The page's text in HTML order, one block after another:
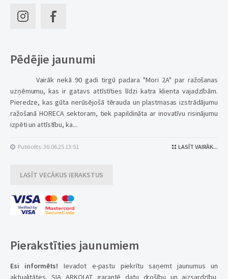
Pēdējie jaunumi
Vairāk nekā 90 gadi tirgū padara "Mori 2A" par ražošanas
uzņēmumu, kas ir gatavs attīstīties līdzi katra klienta vajadzībām.
Pieredze, kas gūta nerūsējošā tērauda un plastmasas izstrādājumu
ražošanā HORECA sektoram, tiek papildināta ar inovatīvu risinājumu
izpēti un attīstību, ka...
Publicēts: 30.06.25 13:51 LASĪT VAIRĀK...
LASĪT VECĀKUS IERAKSTUS
Pierakstīties jaunumiem
Esi informēts! Ievadot e-pastu piekrītu saņemt jaunumus un
aktualitātes. SIA ARKOLAT garantē datu drošību un aizsardzību.